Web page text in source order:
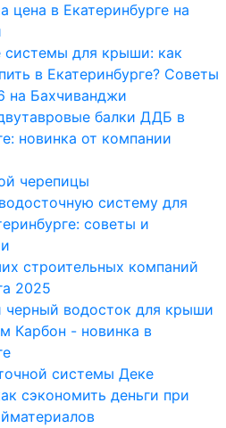
цена в Екатеринбурге на
системы для крыши: как
в Екатеринбурге? Советы
на Бахчиванджи
балки ДДБ в
новинка от компании
черепицы
систему для
советы и
строительных компаний
2025
черный водосток для крыши
Карбон - новинка в
системы Деке
сэкономить деньги при